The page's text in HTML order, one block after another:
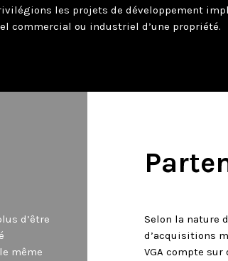
les projets de développement
commercial ou industriel d’une propriété.
d’être
même
Selon la nature
d’acquisitions
VGA compte